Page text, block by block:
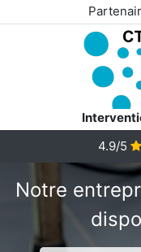
4.9/5
Notre